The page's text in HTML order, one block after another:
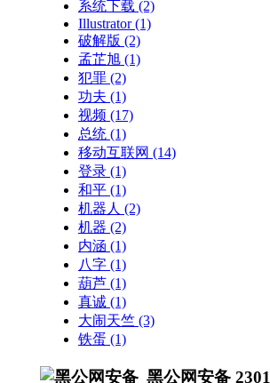
系统下载 (2)
Illustrator(1)
破解版 (2)
孟芷旭 (1)
犯罪 (2)
功夫 (1)
视频 (17)
总统 (1)
移动互联网 (14)
登录 (1)
和平 (1)
机器人 (2)
机器 (2)
内涵 (1)
八字 (1)
葫芦 (1)
真诚 (1)
大闹天竺 (3)
铁蛋 (1)
黑公网安备